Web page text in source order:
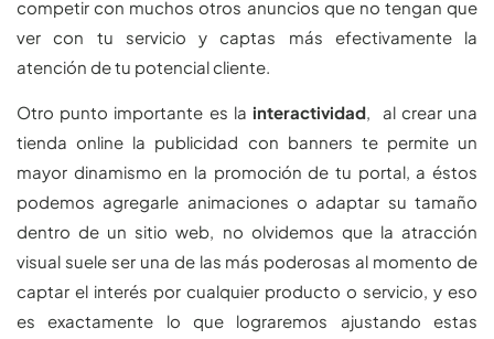
competir con muchos otros anuncios que no tengan que
ver con tu servicio y captas más efectivamente la
atención de tu potencial cliente.
Otro punto importante es la interactividad, al crear una
tienda online la publicidad con banners te permite un
mayor dinamismo en la promoción de tu portal, a éstos
podemos agregarle animaciones o adaptar su tamaño
dentro de un sitio web, no olvidemos que la atracción
visual suele ser una de las más poderosas al momento de
captar el interés por cualquier producto o servicio, y eso
es exactamente lo que lograremos ajustando estas